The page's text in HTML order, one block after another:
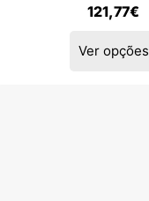
121,77€
Ver opções